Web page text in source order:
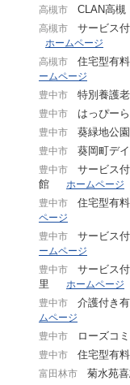
高槻市
CLAN高槻
高槻市
サービス
ホームページ
高槻市
住宅型有
ームページ
豊中市
特別養護
豊中市
はっぴー
豊中市
葵緑地公
豊中市 葵岡町デ
豊中市
サービス
館
ホームページ
豊中市
住宅型有
ページ
豊中市
サービス
ームページ
豊中市
サービス
里
ホームページ
豊中市
介護付き
ムページ
豊中市
ローズコ
豊中市
住宅型有
富田林市 菊水苑